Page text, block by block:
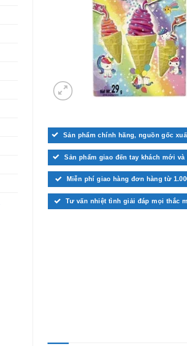
Sản phẩm chính hãng, nguồn gốc
Sản phẩm giao đến tay khách mới và
Miễn phí giao hàng đơn hàng từ
Tư vấn nhiệt tình giải đáp mọi thắc